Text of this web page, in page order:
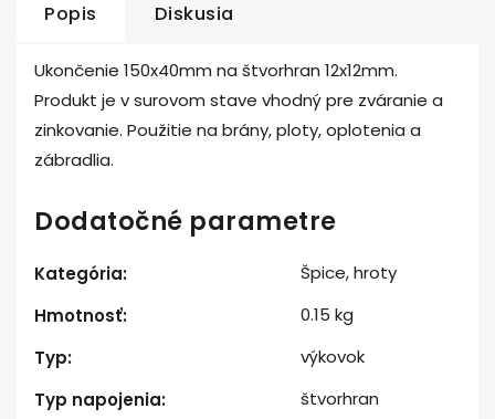
Popis Diskusia
Ukončenie 150x40mm na štvorhran 12x12mm.
Produkt je v surovom stave vhodný pre zváranie a
zinkovanie. Použitie na brány, ploty, oplotenia a
zábradlia.
Dodatočné parametre
Kategória:
Špice, hroty
Hmotnosť:
0.15 kg
Typ:
výkovok
Typ napojenia:
štvorhran